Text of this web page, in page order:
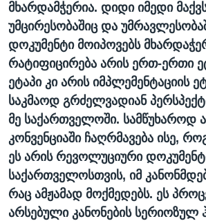
მხარდამჭერია. დიდი იმედი
უმცირესობაშიც და
დოკუმენტი მოიპოვებს
რატიფიცირება არის ერთ-ერთი
ეტაპი კი არის იმპლემენტაციის
საკმაოდ გრძელვადიან
მე საქართველოში. სამწუხაროდ
კონვენციაში ჩაღრმავება ისე,
ეს არის რევოლუციური
საქართველოსთვის, იმ
რაც ამჟამად მოქმედებს. ეს
არსებული კანონების სერიოზულ